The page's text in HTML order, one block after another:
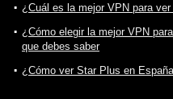
¿Cuál es la mejor VPN para
¿Cómo elegir la mejor VPN
que debes saber
¿Cómo ver Star Plus en